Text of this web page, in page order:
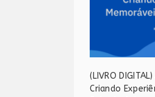
(LIVRO
Criando